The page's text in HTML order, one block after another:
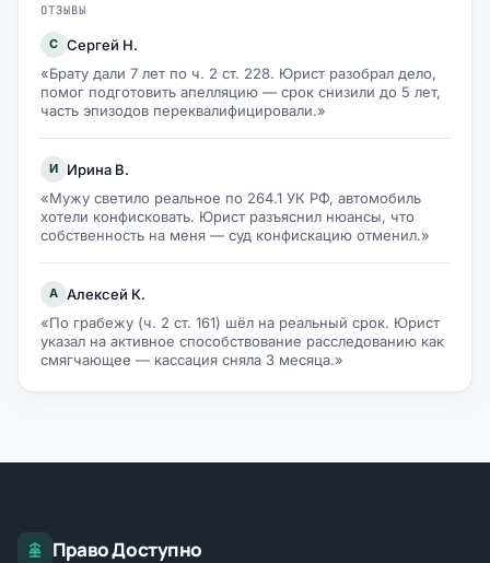
ОТЗЫВЫ
С Сергей Н.
«Брату дали 7 лет по ч. 2 ст. 228. Юрист разобрал дело,
помог подготовить апелляцию — срок снизили до 5 лет,
часть эпизодов переквалифицировали.»
И
Ирина В.
«Мужу светило реальное по 264.1 УК РФ, автомобиль
хотели конфисковать. Юрист разъяснил нюансы, что
собственность на меня — суд конфискацию отменил.»
А Алексей К.
«По грабежу (ч. 2 ст. 161) шёл на реальный срок. Юрист
указал на активное способствование расследованию как
смягчающее — кассация сняла 3 месяца.»
Право Доступно